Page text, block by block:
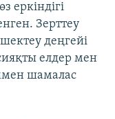
еркіндігі
Зерттеу
деңгейі
елдер мен
шамалас